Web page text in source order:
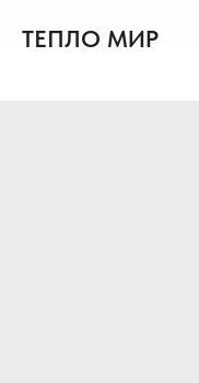
ТЕПЛО МИР